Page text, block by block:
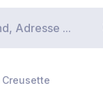
Creusette